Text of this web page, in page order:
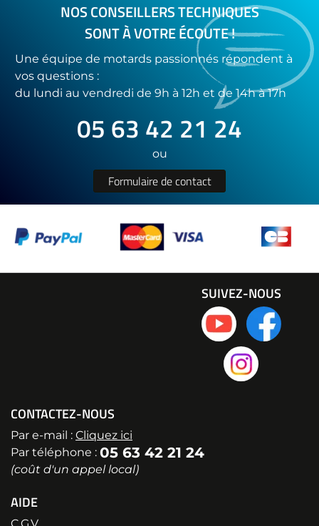
NOS CONSEILLERS TECHNIQUES
SONT À VOTRE ÉCOUTE !
Une équipe de motards passionnés répondent à
vos questions :
du lundi au vendredi de 9h à 12h et de 14h à 17h
05 63 42 21 24
ou
Formulaire de contact
CONTACTEZ-NOUS
Par e-mail : Cliquez ici
Par téléphone : 05 63 42 21 24
(coût d'un appel local)
AIDE
SUIVEZ-NOUS